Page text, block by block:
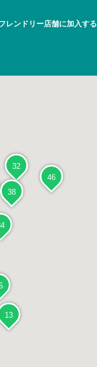
レンドリー店舗に加入する
32
46
38
13